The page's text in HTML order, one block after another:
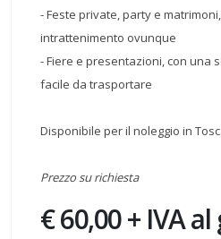
- Feste private, party e
intrattenimento ovunque
- Fiere e presentazioni, con una
facile da trasportare
Disponibile per il noleggio in
Prezzo su richiesta
€ 60,00 + IVA